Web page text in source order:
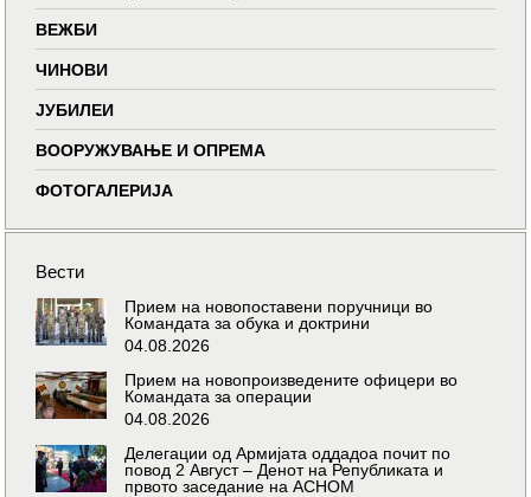
ВЕЖБИ
ЧИНОВИ
ЈУБИЛЕИ
ВООРУЖУВАЊЕ И ОПРЕМА
ФОТОГАЛЕРИЈА
Вести
Прием на новопоставени поручници во
Командата за обука и доктрини
04.08.2026
Прием на новопроизведените офицери во
Командата за операции
04.08.2026
Делегации од Армијата оддадоа почит по
повод 2 Август – Денот на Републиката и
првото заседание на АСНОМ